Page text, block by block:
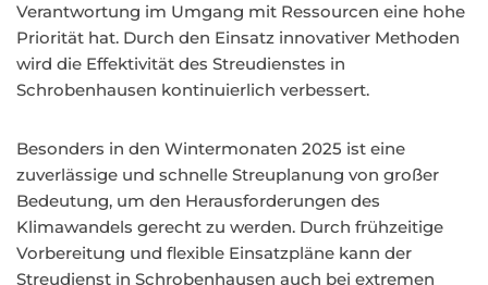
Verantwortung im Umgang mit Ressourcen eine hohe
Priorität hat. Durch den Einsatz innovativer Methoden
wird die Effektivität des Streudienstes in
Schrobenhausen kontinuierlich verbessert.
Besonders in den Wintermonaten 2025 ist eine
zuverlässige und schnelle Streuplanung von großer
Bedeutung, um den Herausforderungen des
Klimawandels gerecht zu werden. Durch frühzeitige
Vorbereitung und flexible Einsatzpläne kann der
Streudienst in Schrobenhausen auch bei extremen